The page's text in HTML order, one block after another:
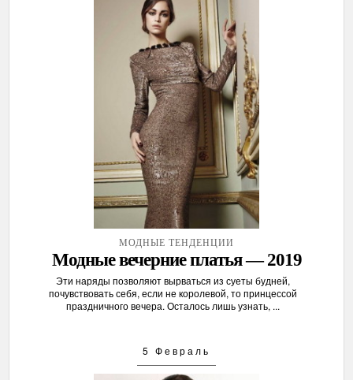
МОДНЫЕ ТЕНДЕНЦИИ
Модные вечерние платья — 2019
Эти наряды позволяют вырваться из суеты будней,
почувствовать себя, если не королевой, то принцессой
праздничного вечера. Осталось лишь узнать, ...
5 Февраль